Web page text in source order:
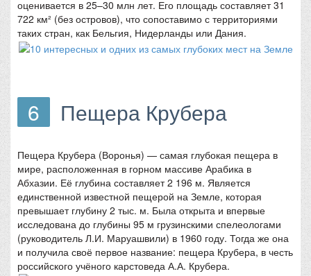
оценивается в 25–30 млн лет. Его площадь составляет 31
722 км² (без островов), что сопоставимо с территориями
таких стран, как Бельгия, Нидерланды или Дания.
6 Пещера Крубера
Пещера Крубера (Воронья) — самая глубокая пещера в
мире, расположенная в горном массиве Арабика в
Абхазии. Её глубина составляет 2 196 м. Является
единственной известной пещерой на Земле, которая
превышает глубину 2 тыс. м. Была открыта и впервые
исследована до глубины 95 м грузинскими спелеологами
(руководитель Л.И. Маруашвили) в 1960 году. Тогда же она
и получила своё первое название: пещера Крубера, в честь
российского учёного карстоведа А.А. Крубера.